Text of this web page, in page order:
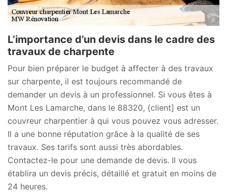
L’importance d’un devis dans le cadre des
travaux de charpente
Pour bien préparer le budget à affecter à des travaux
sur charpente, il est toujours recommandé de
demander un devis à un professionnel. Si vous êtes à
Mont Les Lamarche, dans le 88320, {client] est un
couvreur charpentier à qui vous pouvez vous adresser.
Il a une bonne réputation grâce à la qualité de ses
travaux. Ses tarifs sont aussi très abordables.
Contactez-le pour une demande de devis. Il vous
établira un devis précis, détaillé et gratuit en moins de
24 heures.